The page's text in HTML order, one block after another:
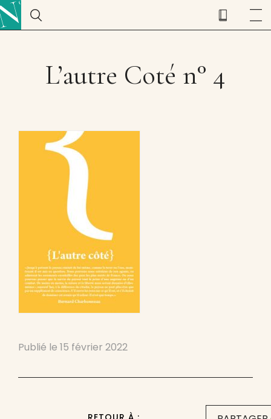
L’autre Coté n° 4
Publié le 15 février 2022